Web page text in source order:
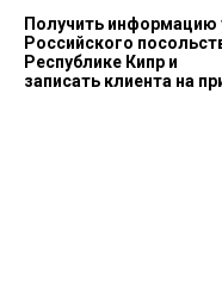
Получить информацию
Российского
Республике Кипр и
записать клиента на